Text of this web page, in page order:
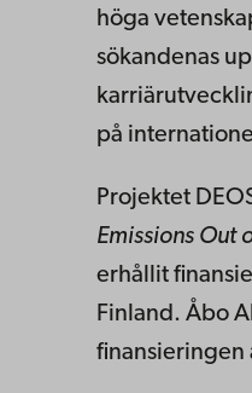
höga
sökandenas
på
Projektet
Emissions Out
erhållit
Finland. Åbo
finansieringen